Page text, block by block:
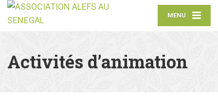
MENU
Activités d’animation